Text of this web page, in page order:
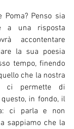
Poma? Penso sia
a una risposta
accontentare
la sua poesia
tempo, finendo
che la nostra
ci permette di
in fondo, il
ci parla e non
sappiamo che la